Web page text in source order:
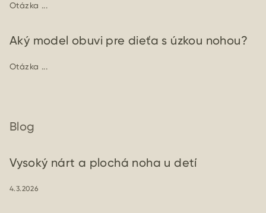
Otázka ...
Aký model obuvi pre dieťa s úzkou nohou?
Otázka ...
Blog
Vysoký nárt a plochá noha u detí
4.3.2026